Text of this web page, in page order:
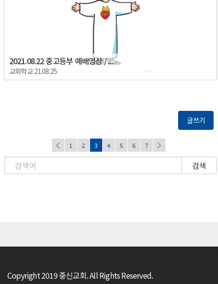
2021.08.22 중고등부 예배영상 / ...
교회학교 21.08.25
글쓰기
1 2 3 4 5 6 7
검색
Copyright 2019 중신교회. All Rights Reserved.